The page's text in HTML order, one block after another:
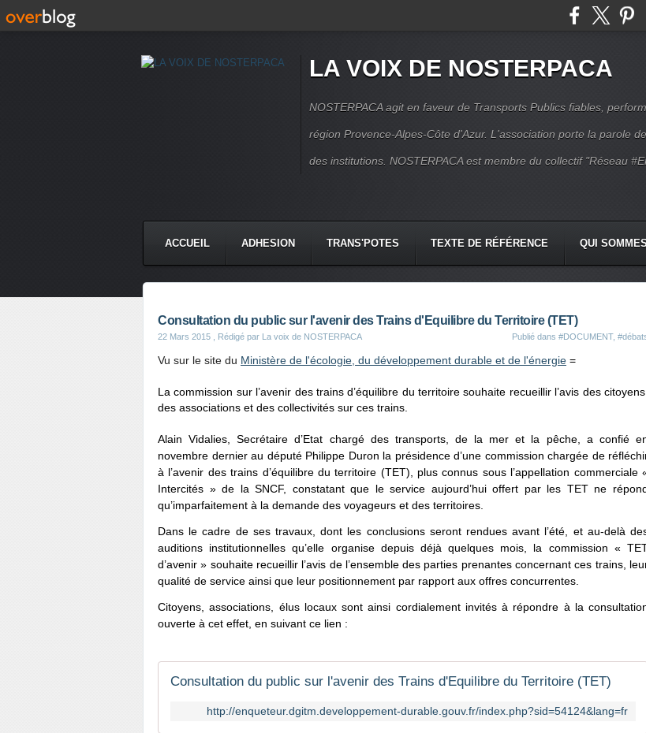
LA VOIX DE NOSTERPACA
NOSTERPACA agit en faveur de Transports Publics fiables,
région Provence-Alpes-Côte d'Azur. L'association porte la parole
des institutions. NOSTERPACA est membre du collectif "Réseau
ACCUEIL ADHESION TRANS'POTES TEXTE DE RÉFÉRENCE QUI
Consultation du public sur l'avenir des Trains d'Equilibre du Territoire (TET)
22 Mars 2015 , Rédigé par La voix de NOSTERPACA Publié dans #DOCUMENT,
Vu sur le site du Ministère de l'écologie, du développement durable et de l'énergie =
La commission sur l’avenir des trains d’équilibre du territoire souhaite recueillir l’avis des citoyens,
des associations et des collectivités sur ces trains.
Alain Vidalies, Secrétaire d’Etat chargé des transports, de la mer et la pêche, a confié
novembre dernier au député Philippe Duron la présidence d’une commission chargée de
à l’avenir des trains d’équilibre du territoire (TET), plus connus sous l’appellation commerciale
Intercités » de la SNCF, constatant que le service aujourd’hui offert par les TET ne
qu’imparfaitement à la demande des voyageurs et des territoires.
Dans le cadre de ses travaux, dont les conclusions seront rendues avant l’été, et au-delà
auditions institutionnelles qu’elle organise depuis déjà quelques mois, la commission «
d’avenir » souhaite recueillir l’avis de l’ensemble des parties prenantes concernant ces trains,
qualité de service ainsi que leur positionnement par rapport aux offres concurrentes.
Citoyens, associations, élus locaux sont ainsi cordialement invités à répondre à la
ouverte à cet effet, en suivant ce lien :
Consultation du public sur l'avenir des Trains d'Equilibre du Territoire (TET)
http://enqueteur.dgitm.developpement-durable.gouv.fr/index.php?sid=54124&lang=fr